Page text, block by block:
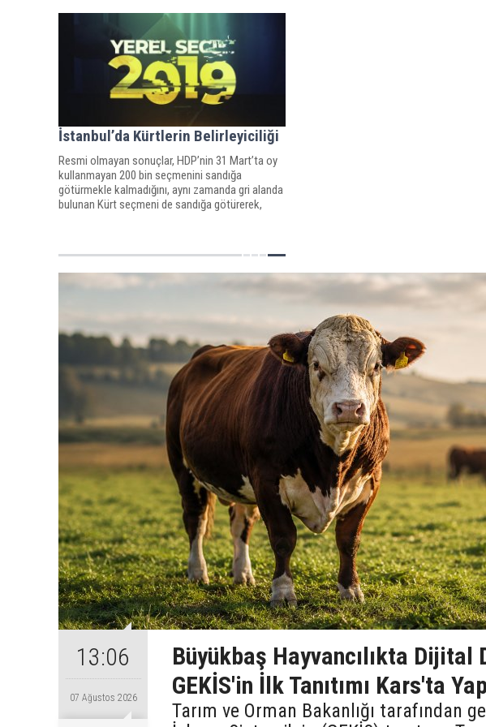
İstanbul’da Kürtlerin Belirleyiciliği
Resmi olmayan sonuçlar, HDP’nin 31 Mart’ta oy
kullanmayan 200 bin seçmenini sandığa
götürmekle kalmadığını, aynı zamanda gri alanda
bulunan Kürt seçmeni de sandığa götürerek,
13:06
07 Ağustos 2026
Büyükbaş Hayvancılıkta Dijital
GEKİS'in İlk Tanıtımı Kars'ta
Tarım ve Orman Bakanlığı tarafından